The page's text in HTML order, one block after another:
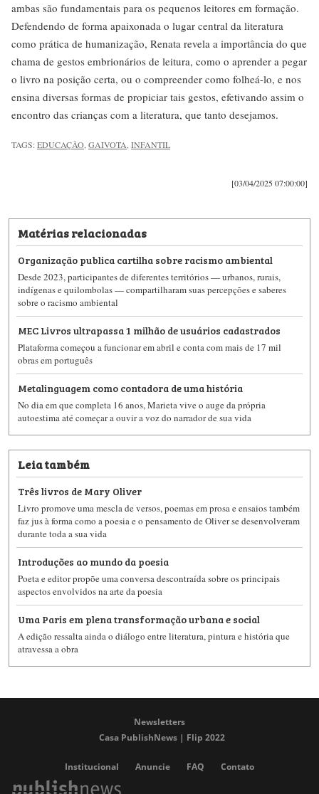
ambas são fundamentais para os pequenos leitores em formação.
Defendendo de forma apaixonada o lugar central da literatura
como prática de humanização, Renata revela a importância do que
chama de gestos embrionários de leitura, como o aprender a pegar
o livro na posição certa, ou o compreender como folheá-lo, e nos
ensina diversas formas de propiciar tais gestos, efetivando assim o
encontro das crianças com a literatura, que tanto desejamos.
TAGS:EDUCAÇÃO GAIVOTA INFANTIL
[03/04/2025 07:00:00]
Matérias relacionadas
Organização publica cartilha sobre racismo ambiental
Desde 2023, participantes de diferentes territórios — urbanos, rurais,
indígenas e quilombolas — compartilharam suas percepções e saberes
sobre o racismo ambiental
MEC Livros ultrapassa 1 milhão de usuários cadastrados
Plataforma começou a funcionar em abril e conta com mais de 17 mil
obras em português
Metalinguagem como contadora de uma história
No dia em que completa 16 anos, Marieta vive o auge da própria
autoestima até começar a ouvir a voz do narrador de sua vida
Leia também
Três livros de Mary Oliver
Livro promove uma mescla de versos, poemas em prosa e ensaios também
faz jus à forma como a poesia e o pensamento de Oliver se desenvolveram
durante toda a sua vida
Introduções ao mundo da poesia
Poeta e editor propõe uma conversa descontraída sobre os principais
aspectos envolvidos na arte da poesia
Uma Paris em plena transformação urbana e social
A edição ressalta ainda o diálogo entre literatura, pintura e história que
atravessa a obra
Newsletters
Casa PublishNews | Flip 2022
Institucional Anuncie FAQ Contato